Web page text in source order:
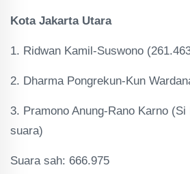
Kota Jakarta Utara
1. Ridwan Kamil-Suswono
2. Dharma Pongrekun-Kun
3. Pramono Anung-Rano Karno
suara)
Suara sah: 666.975